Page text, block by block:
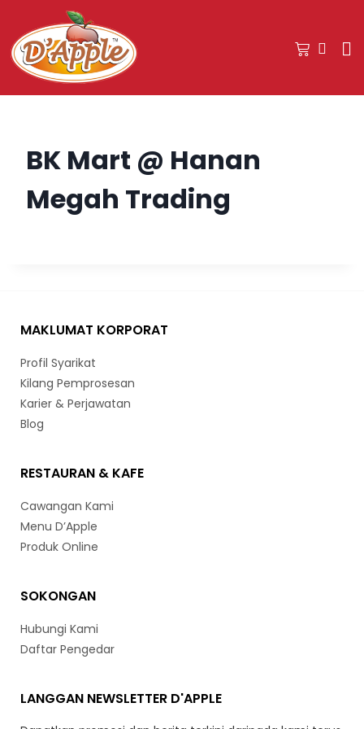
BK Mart @ Hanan
Megah Trading
MAKLUMAT KORPORAT
Profil Syarikat
Kilang Pemprosesan
Karier & Perjawatan
Blog
RESTAURAN & KAFE
Cawangan Kami
Menu D’Apple
Produk Online
SOKONGAN
Hubungi Kami
Daftar Pengedar
LANGGAN NEWSLETTER D'APPLE